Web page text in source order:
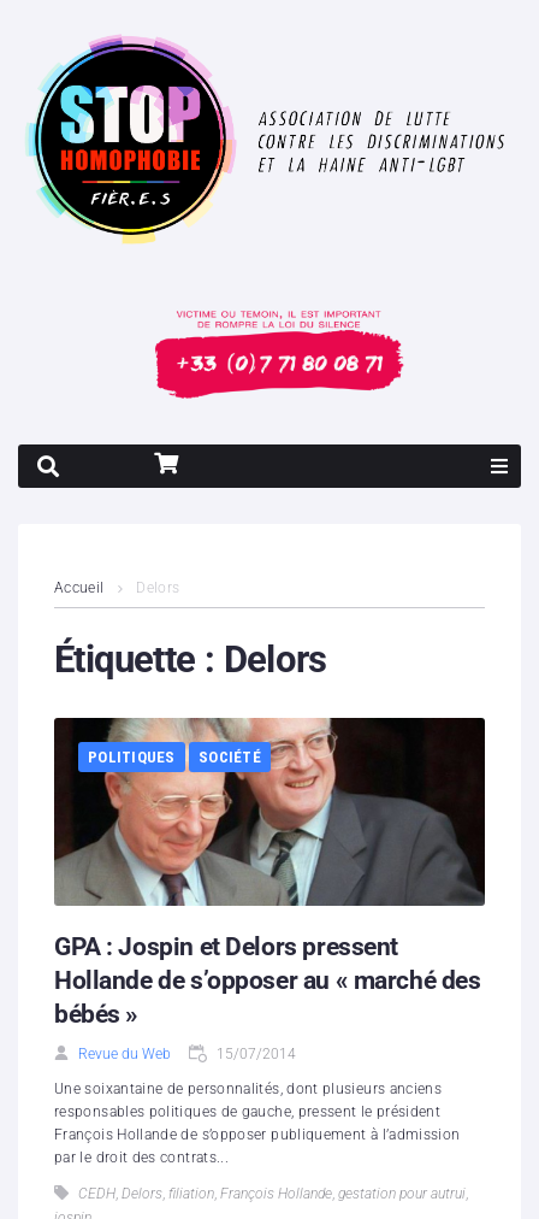
Contenus litigieux
Boutique
Hébergement solidaire
Accueil Delors
Étiquette : Delors
POLITIQUES SOCIÉTÉ
GPA : Jospin et Delors pressent
Hollande de s’opposer au « marché des
bébés »
Revue du Web 15/07/2014
Une soixantaine de personnalités, dont plusieurs anciens
responsables politiques de gauche, pressent le président
François Hollande de s’opposer publiquement à l’admission
par le droit des contrats...
CEDH, Delors, filiation, François Hollande, gestation pour autrui,